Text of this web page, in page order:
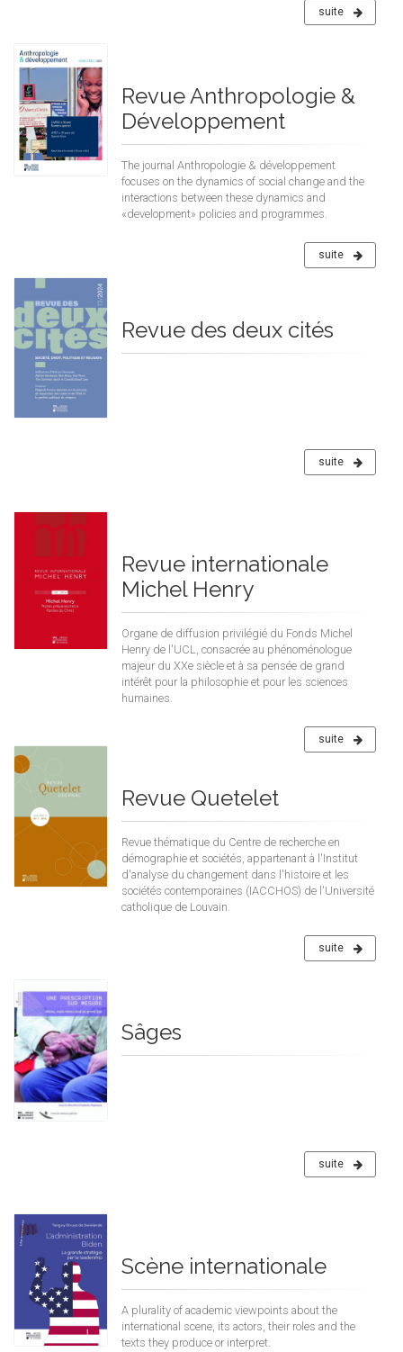
suite
Revue Anthropologie &
Développement
The journal Anthropologie & développement
focuses on the dynamics of social change and the
interactions between these dynamics and
«development» policies and programmes.
suite
Revue des deux cités
suite
Revue internationale
Michel Henry
Organe de diffusion privilégié du Fonds Michel
Henry de l'UCL, consacrée au phénoménologue
majeur du XXe siècle et à sa pensée de grand
intérêt pour la philosophie et pour les sciences
humaines.
suite
Revue Quetelet
Revue thématique du Centre de recherche en
démographie et sociétés, appartenant à l'Institut
d'analyse du changement dans l'histoire et les
sociétés contemporaines (IACCHOS) de l'Université
catholique de Louvain.
suite
Sâges
suite
Scène internationale
A plurality of academic viewpoints about the
international scene, its actors, their roles and the
texts they produce or interpret.